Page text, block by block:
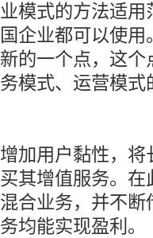
模式的方法适
企业都可以使
的一个点，这
模式、运营模
加用户黏性，
其增值服务。
合业务，并不
均能实现盈利。